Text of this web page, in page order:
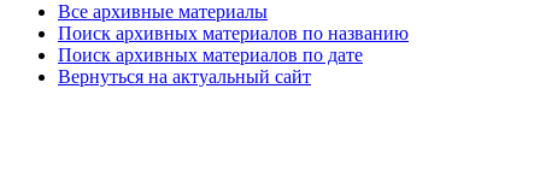
Все архивные материалы
Поиск архивных материалов по названию
Поиск архивных материалов по дате
Вернуться на актуальный сайт